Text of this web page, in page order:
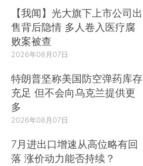
【我闻】光大旗下上市公司出
售背后隐情 多人卷入医疗腐
败案被查
2026年08月07日
特朗普坚称美国防空弹药库存
充足 但不会向乌克兰提供更
多
2026年08月07日
7月进出口增速从高位略有回
落 涨价动力能否持续？